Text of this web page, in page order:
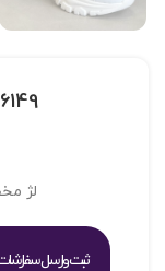
6149 – کتوني لژ مخفي 6149
لژ مخفی 8.5 سانت
ثبت و ارسال